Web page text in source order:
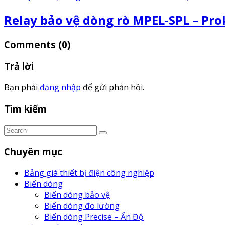
Relay bảo vệ dòng rò MPEL-SPL –
Comments (0)
Trả lời
Bạn phải đăng nhập để gửi phản hồi.
Tìm kiếm
Chuyên mục
Bảng giá thiết bị điện công nghiệp
Biến dòng
Biến dòng bảo vệ
Biến dòng đo lường
Biến dòng Precise – Ấn Độ